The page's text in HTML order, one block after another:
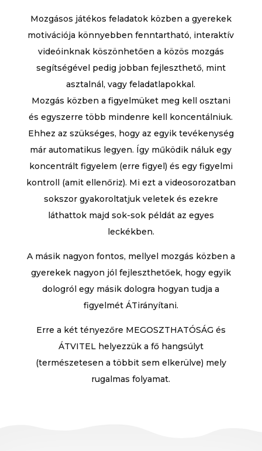
Mozgásos játékos feladatok közben a gyerekek
motivációja könnyebben fenntartható, interaktív
videóinknak köszönhetően a közös mozgás
segítségével pedig jobban fejleszthető, mint
asztalnál, vagy feladatlapokkal.
Mozgás közben a figyelmüket meg kell osztani
és egyszerre több mindenre kell koncentálniuk.
Ehhez az szükséges, hogy az egyik tevékenység
már automatikus legyen. Így működik náluk egy
koncentrált figyelem (erre figyel) és egy figyelmi
kontroll (amit ellenőriz). Mi ezt a videosorozatban
sokszor gyakoroltatjuk veletek és ezekre
láthattok majd sok-sok példát az egyes
leckékben.
A másik nagyon fontos, mellyel mozgás közben a
gyerekek nagyon jól fejleszthetőek, hogy egyik
dologról egy másik dologra hogyan tudja a
figyelmét ÁTirányítani.
Erre a két tényezőre MEGOSZTHATÓSÁG és
ÁTVITEL helyezzük a fő hangsúlyt
(természetesen a többit sem elkerülve) mely
rugalmas folyamat.